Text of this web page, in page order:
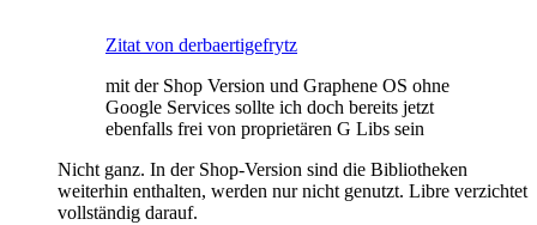
Zitat von derbaertigefrytz
mit der Shop Version und Graphene OS ohne
Google Services sollte ich doch bereits jetzt
ebenfalls frei von proprietären G Libs sein
Nicht ganz. In der Shop-Version sind die Bibliotheken
weiterhin enthalten, werden nur nicht genutzt. Libre verzichtet
vollständig darauf.